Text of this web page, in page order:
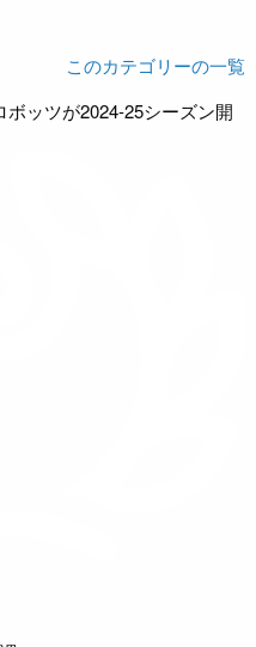
このカテゴリーの一覧
ボッツが2024-25シーズン開